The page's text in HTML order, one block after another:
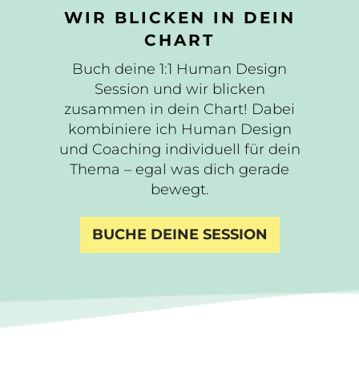
WIR BLICKEN IN DEIN
CHART
Buch deine 1:1 Human Design
Session und wir blicken
zusammen in dein Chart! Dabei
kombiniere ich Human Design
und Coaching individuell für dein
Thema – egal was dich gerade
bewegt.
BUCHE DEINE SESSION